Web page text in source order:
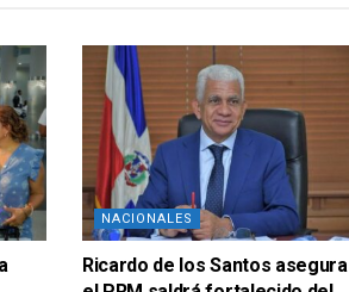
NACIONALES
Ricardo de los Santos asegura